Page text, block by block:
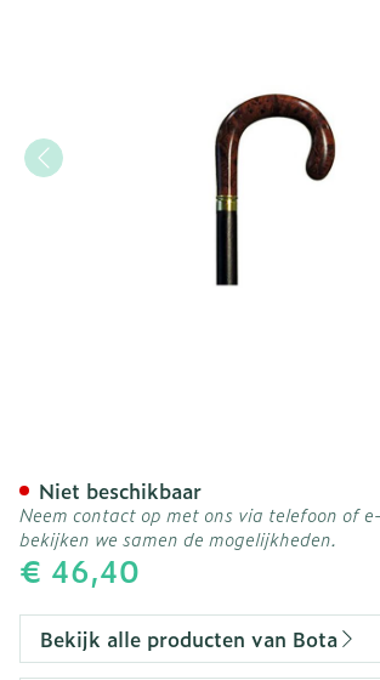
€ 46,40
Niet beschikbaar
Neem contact op met ons via telefoon of
bekijken we samen de mogelijkheden.
Bekijk alle producten van Bota